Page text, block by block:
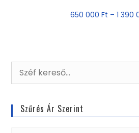
650 000 Ft – 1 390
Szűrés Ár Szerint